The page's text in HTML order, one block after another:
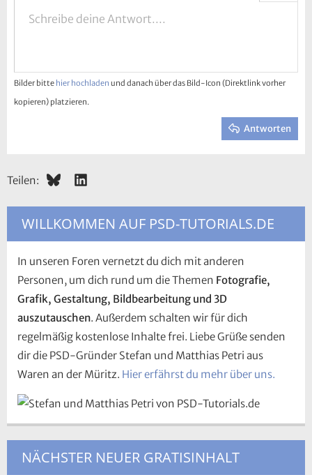
Schriftgröße
9
15
18
TextfarbeSchriftfamilie
Arial
Georgia
Auflistung
Einzug verkleinern
Ausrichtung
Text ausrichten
Absatzformatierung
Überschrift 2
SmileysGIF einfügen
ZitatMediaTabelle einfügen
Horizontale Linie einfügen
Spoiler
Wiederholen
BBCode umschalten
Formatierung entfernen
EntwürfeEntwurf speichern
Schreibe deine Antwort....
Bilder bitte hier hochladen und danach über das Bild-Icon (Direktlink vorher
kopieren) platzieren.
Antworten
Teilen: BlueskyLinkedIn
WILLKOMMEN AUF PSD-TUTORIALS.DE
In unseren Foren vernetzt du dich mit anderen
Personen, um dich rund um die Themen Fotografie,
Grafik, Gestaltung, Bildbearbeitung und 3D
auszutauschen. Außerdem schalten wir für dich
regelmäßig kostenlose Inhalte frei. Liebe Grüße senden
dir die PSD-Gründer Stefan und Matthias Petri aus
Waren an der Müritz. Hier erfährst du mehr über uns.
NÄCHSTER NEUER GRATISINHALT